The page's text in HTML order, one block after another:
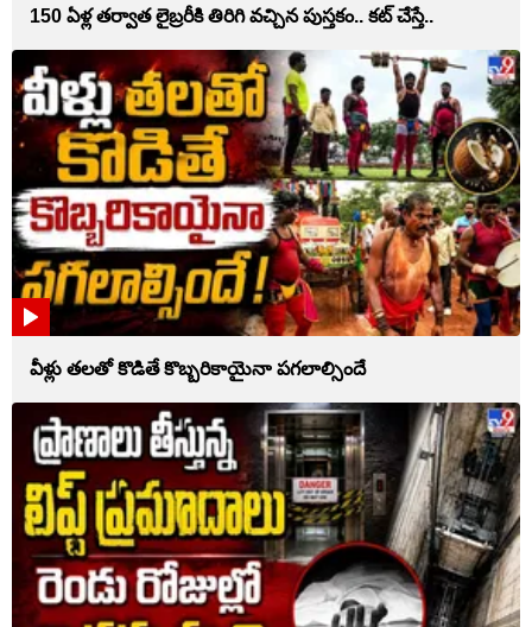
150 ఏళ్ల తర్వాత లైబ్రరీకి తిరిగి వచ్చిన పుస్తకం.. కట్ చేస్తే..
వీళ్లు తలతో కొడితే కొబ్బరికాయైనా పగలాల్సిందే